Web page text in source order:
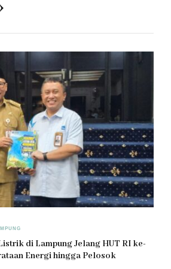
di Lampung Jelang HUT RI ke-
Energi hingga Pelosok